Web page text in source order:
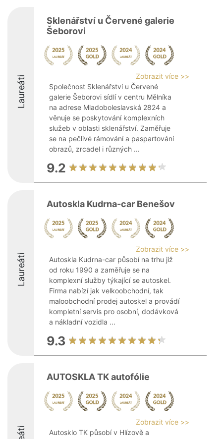
Laureáti
Sklenářství u Červené galerie
Šeborovi
Zobrazit více >>
Společnost Sklenářství u Červené
galerie Šeborovi sídlí v centru Mělníka
na adrese Mladoboleslavská 2824 a
věnuje se poskytování komplexních
služeb v oblasti sklenářství. Zaměřuje
se na pečlivé rámování a paspartování
obrazů, zrcadel i různých ...
9.2
Laureáti
Autoskla Kudrna-car Benešov
Zobrazit více >>
Autoskla Kudrna-car působí na trhu již
od roku 1990 a zaměřuje se na
komplexní služby týkající se autoskel.
Firma nabízí jak velkoobchodní, tak
maloobchodní prodej autoskel a provádí
kompletní servis pro osobní, dodávková
a nákladní vozidla ...
9.3
AUTOSKLA TK autofólie
Zobrazit více >>
Autosklo TK působí v Hlízově a